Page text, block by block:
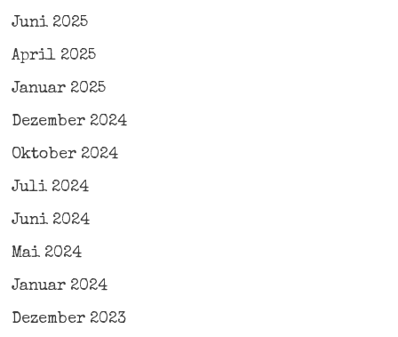
Juni 2025
April 2025
Januar 2025
Dezember 2024
Oktober 2024
Juli 2024
Juni 2024
Mai 2024
Januar 2024
Dezember 2023